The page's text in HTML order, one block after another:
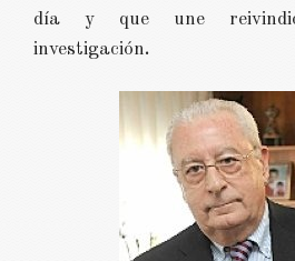
día y que une
investigación.